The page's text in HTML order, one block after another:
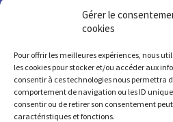
Gérer le
cookies
Pour offrir les meilleures expériences, nous
les cookies pour stocker et/ou accéder aux
consentir à ces technologies nous permettra
comportement de navigation ou les ID
consentir ou de retirer son consentement
caractéristiques et fonctions.
Nous
Recrutement